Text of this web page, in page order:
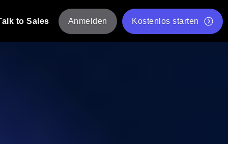
to Sales Anmelden Kostenlos starten